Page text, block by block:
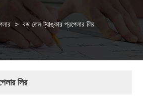
> বড় তেল ট্যাঙ্কার প্রপেলার লির
লির